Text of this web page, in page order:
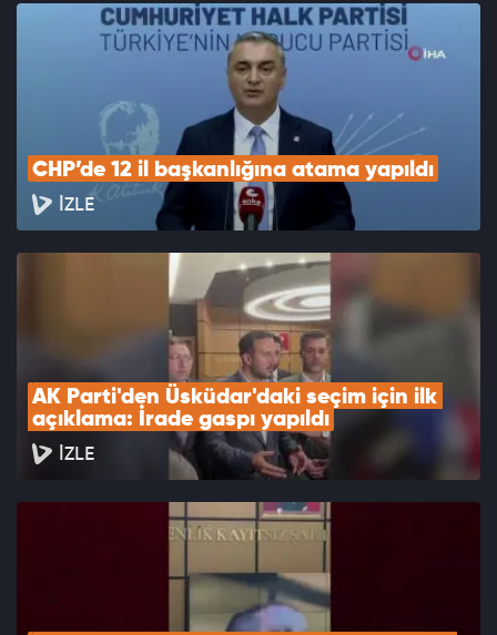
CHP’de 12 il başkanlığına atama yapıldı
İZLE
AK Parti'den Üsküdar'daki seçim için ilk
açıklama: İrade gaspı yapıldı
İZLE